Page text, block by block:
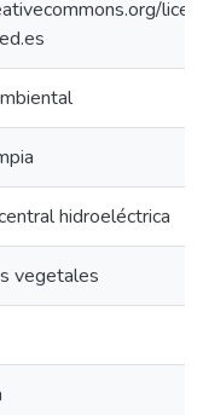
hidroeléctrica
vegetales